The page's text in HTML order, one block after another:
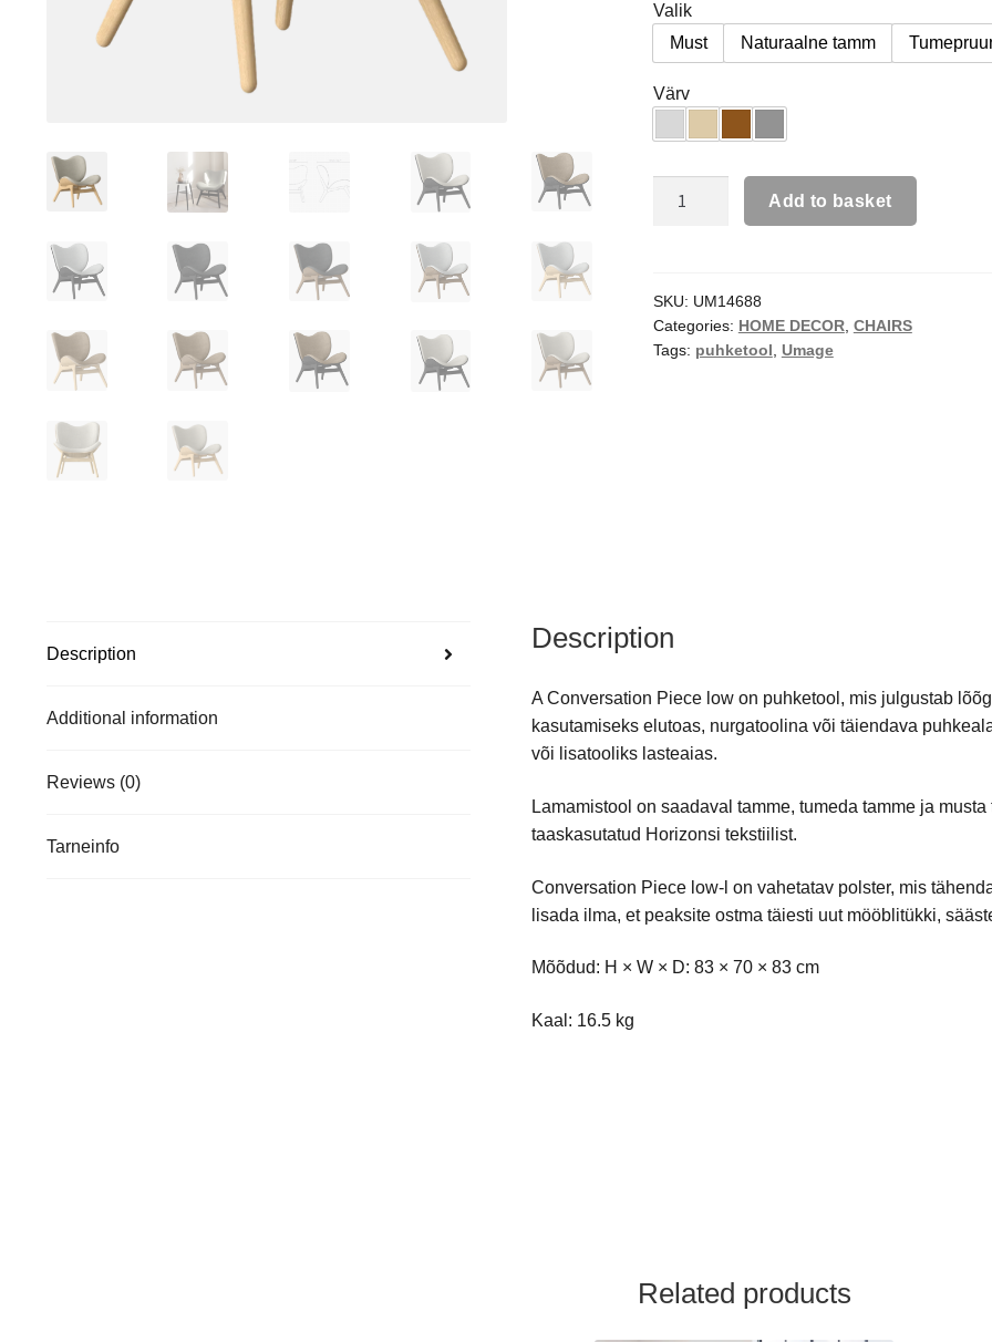
Valik
Must
Naturaalne tamm
Värv
Add to basket
SKU: UM14688
Categories: HOME DECOR, CHAIRS
Tags: puhketool Umage
Description
Additional information
Reviews (0)
Tarneinfo
Description
A Conversation Piece low on puhketool, mis julgustab
kasutamiseks elutoas, nurgatoolina või täiendava
või lisatooliks lasteaias.
Lamamistool on saadaval tamme, tumeda tamme ja
taaskasutatud Horizonsi tekstiilist.
Conversation Piece low-l on vahetatav polster, mis
lisada ilma, et peaksite ostma täiesti uut mööblitükki,
Mõõdud: H × W × D: 83 × 70 × 83 cm
Kaal: 16.5 kg
Related products